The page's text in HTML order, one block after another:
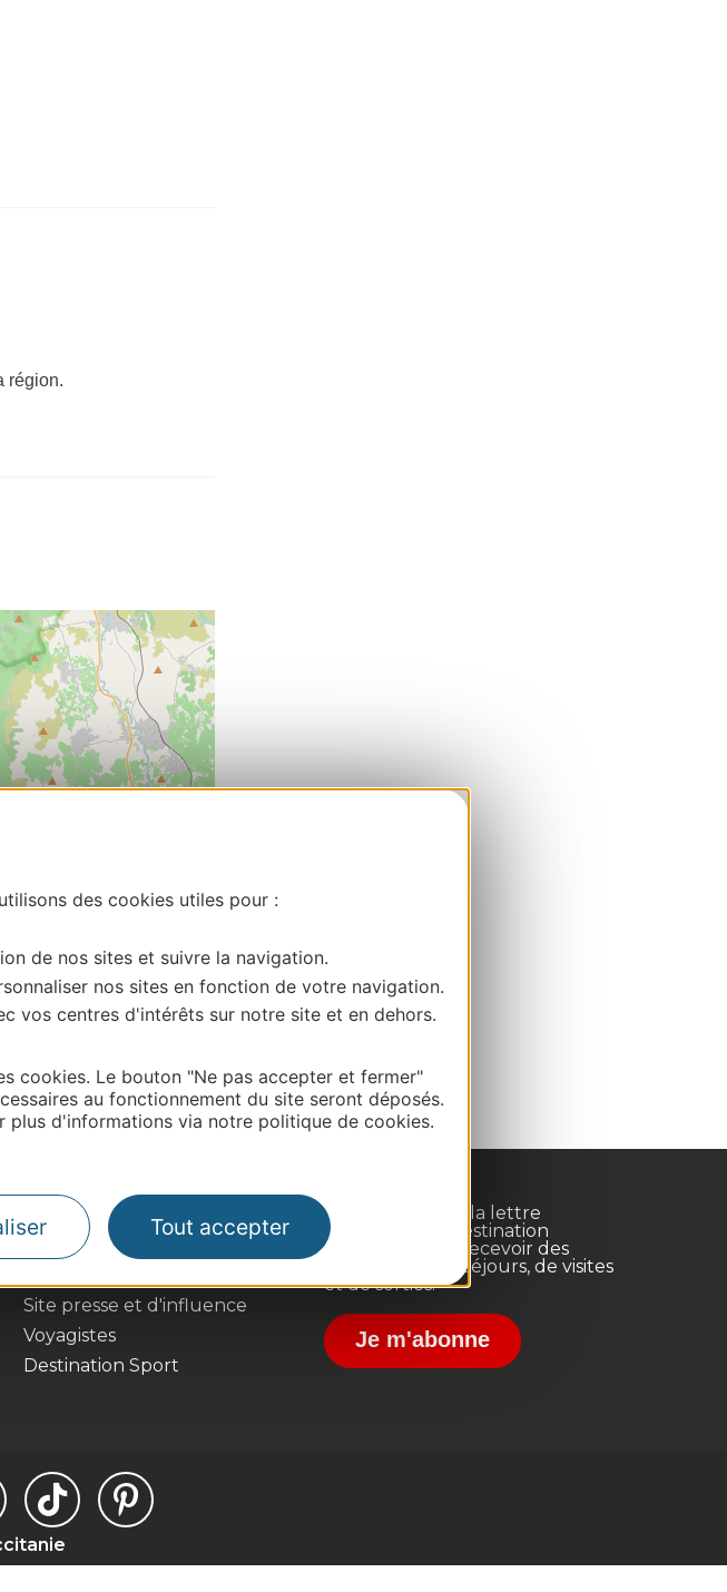
des cookies utiles pour :
de nos sites et suivre la navigation.
nos sites en fonction de votre navigation.
vos centres d'intérêts sur notre site et en dehors.
cookies. Le bouton "Ne pas accepter et fermer"
au fonctionnement du site seront déposés.
d'informations via notre politique de cookies.
Tout accepter
région.
ST-CHINIAN
Thermalisme
Business/Mice
Site presse et d'influence
Voyagistes
Destination Sport
Inscrivez-vous à la lettre
d'information Destination
Occitanie pour recevoir des
suggestions de séjours, de visites
et de sorties.
Je m'abonne